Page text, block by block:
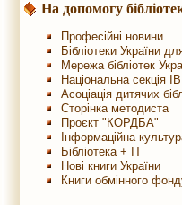
На допомогу
Професійні новини
Бібліотеки України
Мережа бібліотек
Національна секція
Асоціація дитячих
Сторінка методиста
Проєкт "КОРДБА"
Інформаційна
Бібліотека + IT
Нові книги України
Книги обмінного